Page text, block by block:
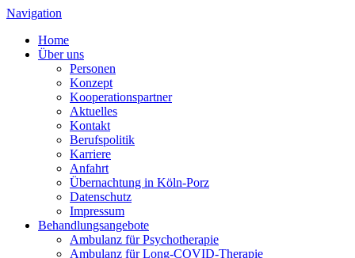
Navigation
Home
Über uns
Personen
Konzept
Kooperationspartner
Aktuelles
Kontakt
Berufspolitik
Karriere
Anfahrt
Übernachtung in Köln-Porz
Datenschutz
Impressum
Behandlungsangebote
Ambulanz für Psychotherapie
Ambulanz für Long-COVID-Therapie